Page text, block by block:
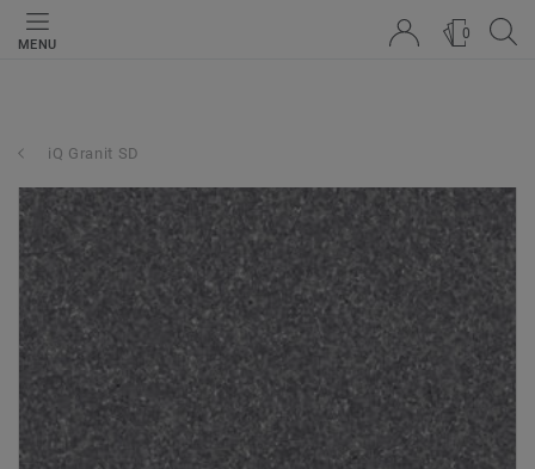
MENU
0
iQ Granit SD